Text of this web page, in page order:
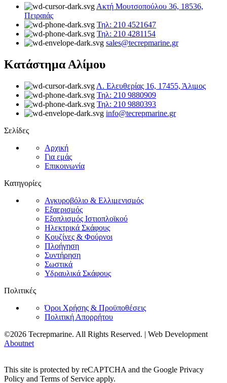
Ακτή Μουτσοπούλου 36, 18536,
Πειραιάς
Τηλ: 210 4521647
Τηλ: 210 4281154
sales@tecrepmarine.gr
Κατάστημα Αλίμου
Λ. Ελευθερίας 16, 17455, Άλιμος
Τηλ: 210 9880909
Τηλ: 210 9880393
info@tecrepmarine.gr
Σελίδες
Αρχική
Για εμάς
Επικοινωνία
Κατηγορίες
Αγκυροβόλιο & Ελλιμενισμός
Εξαερισμός
Εξοπλισμός Ιστιοπλοϊκού
Ηλεκτρικά Σκάφους
Κουζίνες & Φούρνοι
Πλοήγηση
Συντήρηση
Σωστικά
Υδραυλικά Σκάφους
Πολιτικές
Όροι Χρήσης & Προϋποθέσεις
Πολιτική Απορρήτου
©2026 Tecrepmarine. All Rights Reserved. | Web Development
Aboutnet
This site is protected by reCAPTCHA and the Google Privacy
Policy and Terms of Service apply.